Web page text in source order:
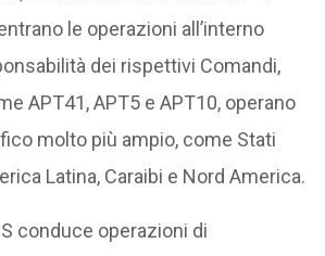
le operazioni all’interno
dei rispettivi Comandi,
APT41, APT5 e APT10, operano
molto più ampio, come Stati
Latina, Caraibi e Nord America.
conduce operazioni di